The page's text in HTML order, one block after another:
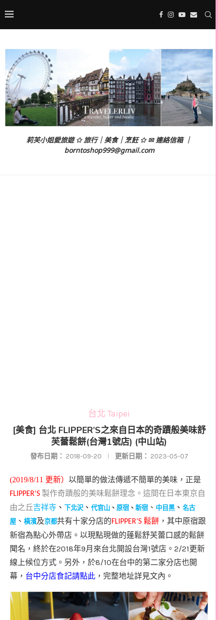
莉芙小姐愛旅遊 ✩ 旅行｜美食｜烹飪 ✩ ✉ 連絡信箱 ｜
borntoshop999@gmail.com
台北 Taipei
[美食] 台北 FLIPPER’S之來自日本的奇蹟般美味舒
芙蕾鬆餅(台灣1號店) (中山站)
發布日期： 2018-09-20 更新日期： 2023-05-07
(2019/8/11 更新） 以簡單的做法傳遞不簡單的美味，正是
FLIPPER’S 製作奇蹟般的美味鬆餅理念。這間在日本東京自
由之丘吉祥寺 、 下北沢 、 代官山 、 原宿 、 新宿 、 中目黑 、 名古
屋 、 橫濱及京都共有十家分店的FLIPPER’S 鬆餅 ，其中原宿跟
新宿為點心外帶店。以現點現做的蓬鬆舒芙蕾口感的鬆餅
聞名，終於在2018年9月來台北開設台灣1號店。2/21更新
線上候位方式。另外，於8/10在台中的第二家分店也開
幕， 台中分店食記請點此 ，完整地址詳見文內。